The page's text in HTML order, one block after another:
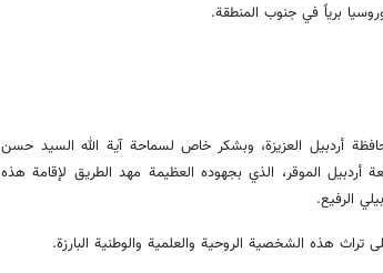
برياً في جنوب المنطقة.
أردبيل العزيزة، وبشكر خاص لسماحة آية الله السيد حسن
أردبيل الموقر، الذي بجهوده العظيمة مهد الطريق لإقامة هذه
الرفيع.
تراث هذه الشخصية الروحية والعلمية والوطنية البارزة.